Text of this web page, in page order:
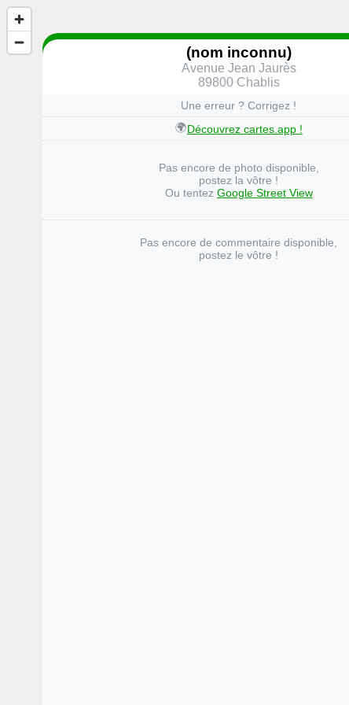
(nom inconnu)
Avenue Jean Jaurès
89800 Chablis
Une erreur ? Corrigez !
🌍Découvrez cartes.app !
Pas encore de photo disponible,
postez la vôtre !
Ou tentez Google Street View
Pas encore de commentaire disponible,
postez le vôtre !